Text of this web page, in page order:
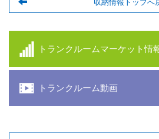
収納情報トップへ
トランクルームマーケット情
トランクルーム動画